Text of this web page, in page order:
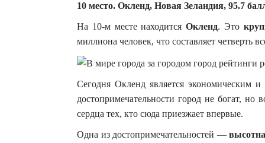
10 место. Окленд, Новая Зеландия, 95.7
На 10-м месте находитсяОкленд. Это
миллиона человек, что составляет четверть
Сегодня Окленд является экономическим
достопримечательности город не богат,
сердца тех, кто сюда приезжает впервые.
Одна из достопримечательностей —